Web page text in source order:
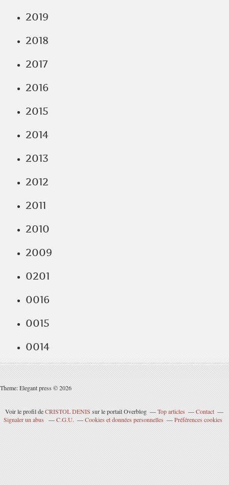
2019
2018
2017
2016
2015
2014
2013
2012
2011
2010
2009
0201
0016
0015
0014
Theme: Elegant press © 2026
Voir le profil deCRISTOL DENIS sur le portail Overblog Top articles
Contact
Signaler un abus
C.G.U. Cookies et données personnelles Préférences cookies